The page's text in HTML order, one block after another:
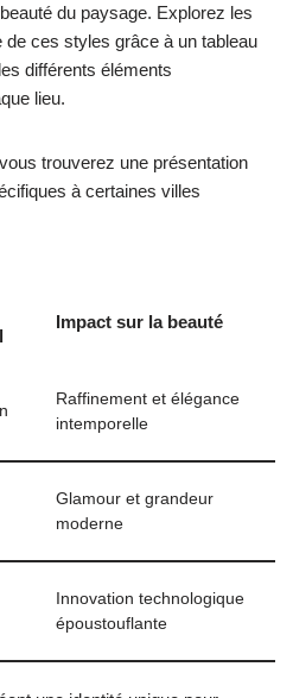
du paysage. Explorez les
de ces styles grâce à un tableau
différents éléments
lieu.
trouverez une présentation
à certaines villes
Impact sur la beauté
Raffinement et élégance
intemporelle
Glamour et grandeur
moderne
Innovation technologique
époustouflante